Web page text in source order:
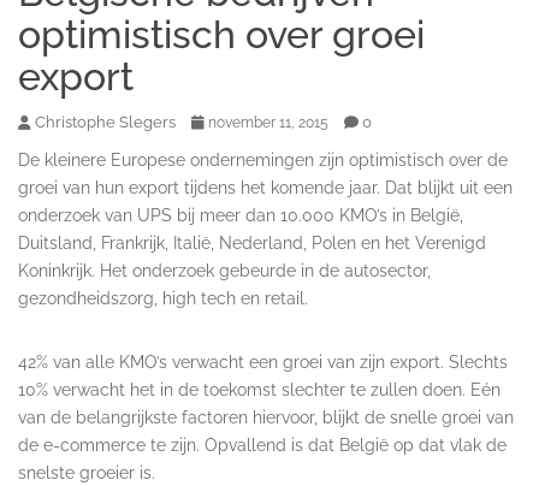
optimistisch over groei
export
Christophe Slegers november 11, 2015 0
De kleinere Europese ondernemingen zijn optimistisch over de
groei van hun export tijdens het komende jaar. Dat blijkt uit een
onderzoek van UPS bij meer dan 10.000 KMO’s in België,
Duitsland, Frankrijk, Italië, Nederland, Polen en het Verenigd
Koninkrijk. Het onderzoek gebeurde in de autosector,
gezondheidszorg, high tech en retail.
42% van alle KMO’s verwacht een groei van zijn export. Slechts
10% verwacht het in de toekomst slechter te zullen doen. Eén
van de belangrijkste factoren hiervoor, blijkt de snelle groei van
de e-commerce te zijn. Opvallend is dat België op dat vlak de
snelste groeier is.